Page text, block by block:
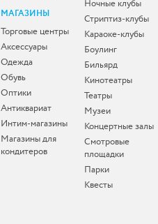
МАГАЗИНЫ
Торговые центры
Аксессуары
Одежда
Обувь
Оптики
Антиквариат
Интим-магазины
Магазины для
кондитеров
Ночные клубы
Стриптиз-клубы
Караоке-клубы
Боулинг
Бильярд
Кинотеатры
Театры
Музеи
Концертные залы
Смотровые
площадки
Парки
Квесты